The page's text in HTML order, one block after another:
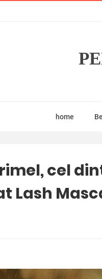
home
cel
Lash